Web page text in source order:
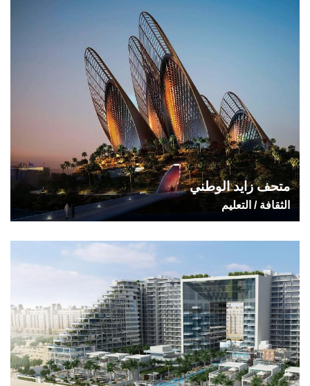
متحف زايد الوطني
الثقافة / التعليم